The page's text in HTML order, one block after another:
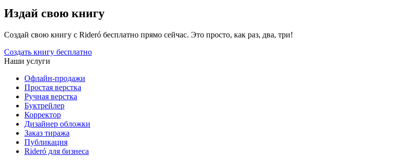
Издай свою книгу
Создай свою книгу с Rideró бесплатно прямо сейчас. Это просто, как раз, два, три!
Создать книгу бесплатно
Наши услуги
Офлайн-продажи
Простая верстка
Ручная верстка
Буктрейлер
Корректор
Дизайнер обложки
Заказ тиража
Публикация
Rideró для бизнеса